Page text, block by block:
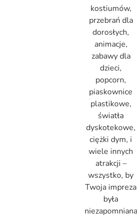
kostiumów,
przebrań dla
dorosłych,
animacje,
zabawy dla
dzieci,
popcorn,
piaskownice
plastikowe,
światła
dyskotekowe,
ciężki dym, i
wiele innych
atrakcji –
wszystko, by
Twoja impreza
była